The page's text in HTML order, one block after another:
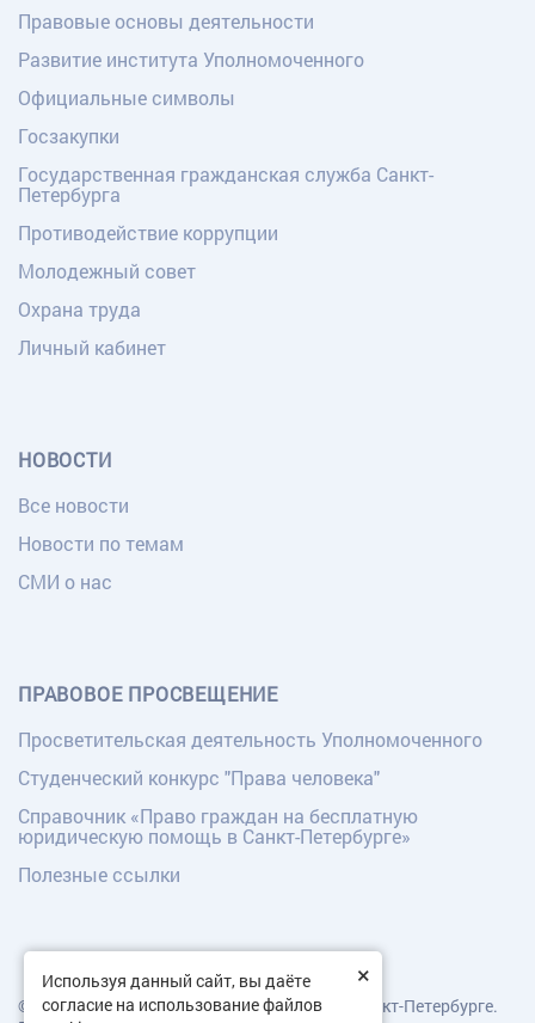
Правовые основы деятельности
Развитие института Уполномоченного
Официальные символы
Госзакупки
Государственная гражданская служба Санкт-
Петербурга
Противодействие коррупции
Молодежный совет
Охрана труда
Личный кабинет
НОВОСТИ
Все новости
Новости по темам
СМИ о нас
ПРАВОВОЕ ПРОСВЕЩЕНИЕ
Просветительская деятельность Уполномоченного
Студенческий конкурс "Права человека"
Справочник «Право граждан на бесплатную
юридическую помощь в Санкт-Петербурге»
Полезные ссылки
© Уполномоченный по правам человека в Санкт-Петербурге.
×
Используя данный сайт, вы даёте
согласие на использование файлов